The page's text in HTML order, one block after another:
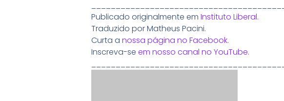
Publicado originalmente em Instituto Liberal.
Traduzido por Matheus Pacini.
Curta a nossa página no Facebook.
Inscreva-se em nosso canal no YouTube.